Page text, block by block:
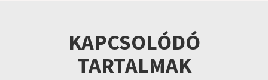
KAPCSOLÓDÓ
TARTALMAK